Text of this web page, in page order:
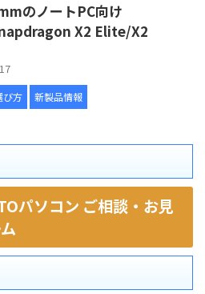
のノートPC向け
X2 Elite/X2
び方 新製品情報
パソコン ご相談・お見